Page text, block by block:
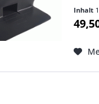
oder
Inhalt